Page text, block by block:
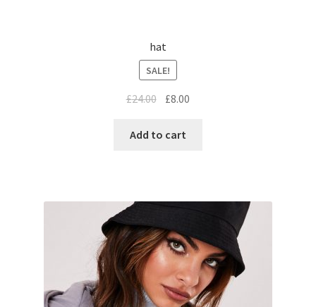
hat
SALE!
£24.00 £8.00
Add to cart